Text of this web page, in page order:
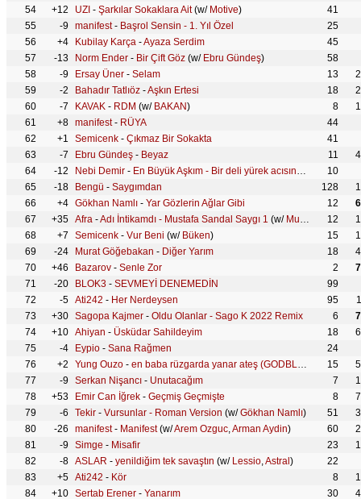
54
+12 UZI - Şarkılar Sokaklara Ait(w/ Motive)
41
55
-9 manifest- Başrol Sensin - 1. Yıl Özel
25
56
+4 Kubilay Karça -Ayaza Serdim
45
57
-13 Norm Ender - Bir Çift Göz (w/ Ebru Gündeş)
58
58
-9 Ersay Üner - Selam 13
59
-2 Bahadır Tatlıöz -Aşkın Ertesi 18
60
-7 KAVAK - RDM (w/ BAKAN) 8
61
+8 manifest- RÜYA
44
62
+1 Semicenk - Çıkmaz Bir Sokakta
41
63
-7 Ebru Gündeş - Beyaz 11
64
-12 Nebi Demir - En Büyük Aşkım - Bir deli yürek acısındayım
10
65
-18 Bengü - Saygımdan 128
66
+4 Gökhan Namlı - Yar Gözlerin Ağlar Gibi 12
67
+35 Afra -Adı İntikamdı - Mustafa Sandal Saygı 1 (w/ Mustafa Sandal )
12
68
+7 Semicenk - Vur Beni (w/ Büken) 15
69
-24 Murat Göğebakan - Diğer Yarım 18
70
+46 Bazarov - Senle Zor 2
71
-20 BLOK3 - SEVMEYİ DENEMEDİN
99
72
-5 Ati242 - Her Nerdeysen 95
73
+30 Sagopa Kajmer - Oldu Olanlar - Sago K 2022 Remix 6
74
+10 Ahiyan - Üsküdar Sahildeyim 18
75
-4 Eypio - Sana Rağmen
24
76
+2 Yung Ouzo - en baba rüzgarda yanar ateş (GODBLESS) (w/
15
77
-9 Serkan Nişancı - Unutacağım 7
78
+53 Emir Can İğrek - Geçmiş Geçmişte 8
79
-6 Tekir - Vursunlar - Roman Version (w/Gökhan Namlı) 51
80
-26 manifest- Manifest(w/Arem Ozguc,Arman Aydin) 60
81
-9 Simge - Misafir 23
82
-8 ASLAR - yenildiğim tek savaştın (w/ Lessio,Astral )
22
83
+5 Ati242 - Kör 8
84
+10 Sertab Erener - Yanarım 30